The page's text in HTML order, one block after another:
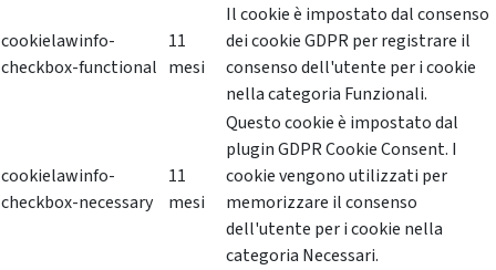
cookielawinfo-
checkbox-functional
11
mesi
Il cookie è impostato dal consenso
dei cookie GDPR per registrare il
consenso dell'utente per i cookie
nella categoria Funzionali.
cookielawinfo-
checkbox-necessary
11
mesi
Questo cookie è impostato dal
plugin GDPR Cookie Consent. I
cookie vengono utilizzati per
memorizzare il consenso
dell'utente per i cookie nella
categoria Necessari.